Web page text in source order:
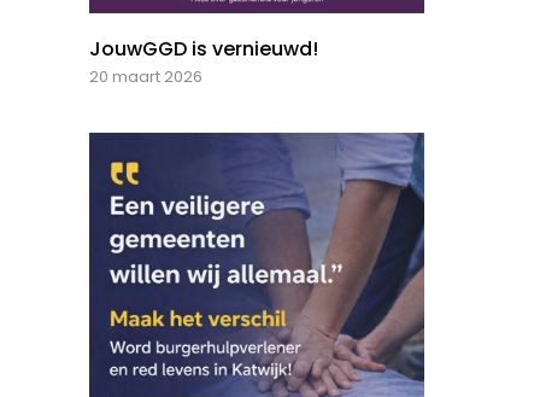
JouwGGD is vernieuwd!
20 maart 2026